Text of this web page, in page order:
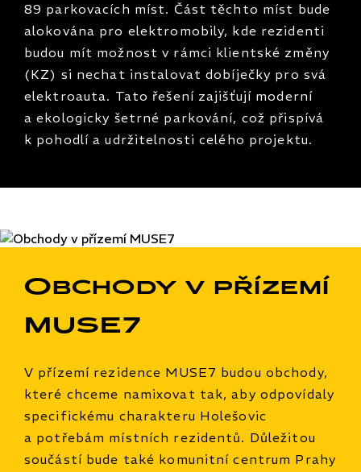
89 parkovacích míst. Část těchto míst bude
alokována pro elektromobily, kde rezidenti
budou mít možnost v rámci klientské změny
(KZ) si nechat instalovat dobíječky pro svá
elektroauta. Tato řešení zajišťují moderní
a ekologicky šetrné parkování, což přispívá
k pohodlí a udržitelnosti celého projektu.
Obchody v přízemí
MUSE7
V přízemí rezidence MUSE7 budou obchody,
které chceme namixovat tak, aby odpovídaly
specifickému charakteru Holešovic
a potřebám místních rezidentů. Důležitou
součástí bude také komunitní centrum Prahy